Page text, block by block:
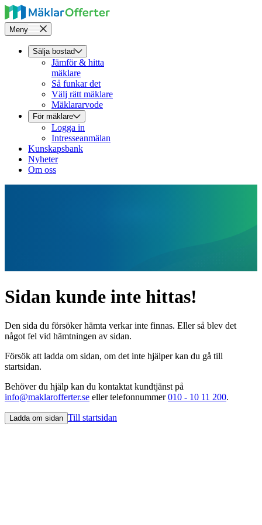
Meny
Sälja bostad
Jämför & hitta
mäklare
Så funkar det
Välj rätt mäklare
Mäklararvode
För mäklare
Logga in
Intresseanmälan
Kunskapsbank
Nyheter
Om oss
Sidan kunde inte hittas!
Den sida du försöker hämta verkar inte finnas. Eller så blev det
något fel vid hämtningen av sidan.
Försök att ladda om sidan, om det inte hjälper kan du gå till
startsidan.
Behöver du hjälp kan du kontaktat kundtjänst på
info@maklarofferter.se eller telefonnummer010 - 10 11 200.
Ladda om sidan Till startsidan